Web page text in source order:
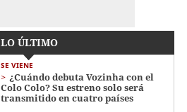
LO ÚLTIMO
SE VIENE
¿Cuándo debuta Vozinha con el
Colo Colo? Su estreno solo será
transmitido en cuatro países